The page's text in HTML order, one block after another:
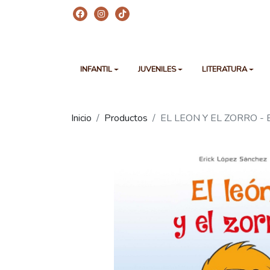
INFANTIL JUVENILES LITERATURA
Inicio Productos EL LEON Y EL ZORRO -